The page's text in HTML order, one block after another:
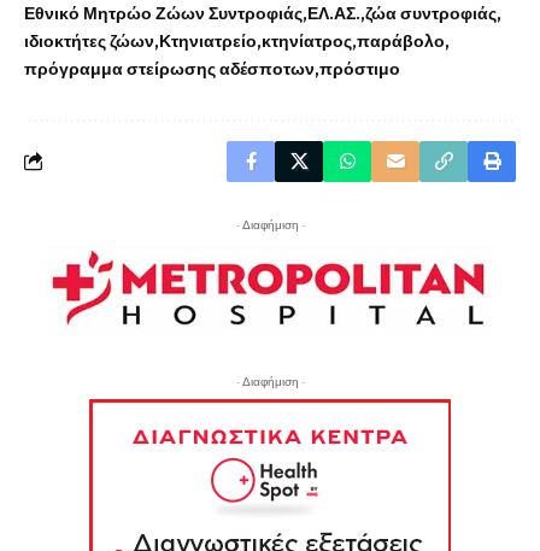
Εθνικό Μητρώο Ζώων Συντροφιάς ΕΛ.ΑΣ. ζώα συντροφιάς
ιδιοκτήτες ζώων Κτηνιατρείο κτηνίατρος παράβολο
πρόγραμμα στείρωσης αδέσποτων πρόστιμο
- Διαφήμιση -
- Διαφήμιση -